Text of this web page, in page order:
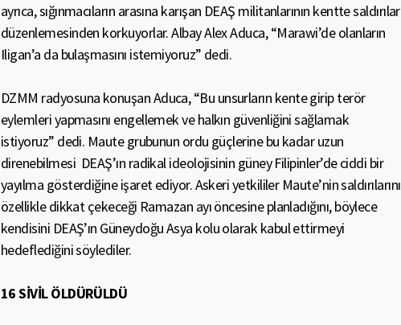
ayrıca, sığınmacıların arasına karışan DEAŞ militanlarının kentte saldırılar
düzenlemesinden korkuyorlar. Albay Alex Aduca, “Marawi’de olanların
Iligan’a da bulaşmasını istemiyoruz” dedi.
DZMM radyosuna konuşan Aduca, “Bu unsurların kente girip terör
eylemleri yapmasını engellemek ve halkın güvenliğini sağlamak
istiyoruz” dedi. Maute grubunun ordu güçlerine bu kadar uzun
direnebilmesi DEAŞ’ın radikal ideolojisinin güney Filipinler’de ciddi bir
yayılma gösterdiğine işaret ediyor.Askeri yetkililer Maute’nin saldırılarını
özellikle dikkat çekeceği Ramazan ayı öncesine planladığını, böylece
kendisini DEAŞ’ın Güneydoğu Asya kolu olarak kabul ettirmeyi
hedeflediğini söylediler.
16 SİVİL ÖLDÜRÜLDÜ